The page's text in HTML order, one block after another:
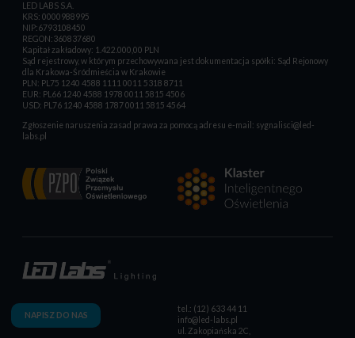
LED LABS S.A.
KRS: 0000988995
NIP:6793108450
REGON:360837680
Kapitał zakładowy: 1.422.000,00 PLN
Sąd rejestrowy, w którym przechowywana jest dokumentacja spółki: Sąd Rejonowy
dla Krakowa-Śródmieścia w Krakowie
PLN: PL75 1240 4588 1111 0011 5318 8711
EUR: PL66 1240 4588 1978 0011 5815 4506
USD: PL76 1240 4588 1787 0011 5815 4564
Zgłoszenie naruszenia zasad prawa za pomocą adresu e-mail: sygnalisci@led-
labs.pl
NAPISZ DO NAS
tel.: (12) 633 44 11
info@led-labs.pl
ul. Zakopiańska 2C,